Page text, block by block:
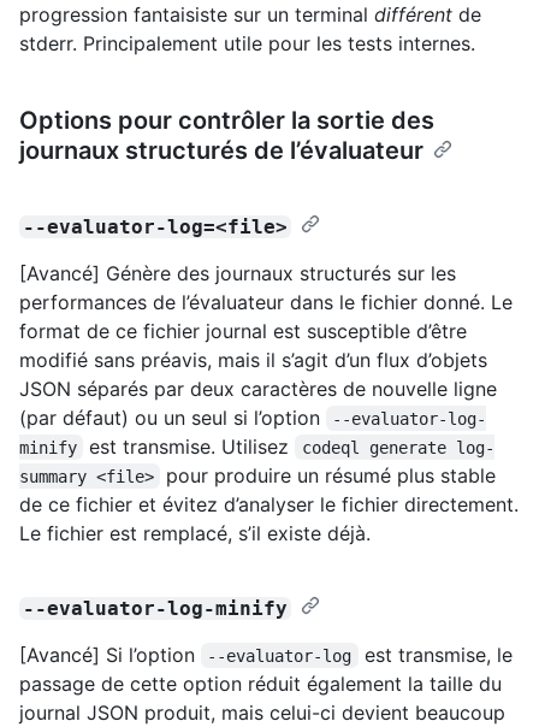
progression fantaisiste sur un terminal différent de
stderr. Principalement utile pour les tests internes.
Options pour contrôler la sortie des
journaux structurés de l’évaluateur
--evaluator-log=<file>
[Avancé] Génère des journaux structurés sur les
performances de l’évaluateur dans le fichier donné. Le
format de ce fichier journal est susceptible d’être
modifié sans préavis, mais il s’agit d’un flux d’objets
JSON séparés par deux caractères de nouvelle ligne
(par défaut) ou un seul si l’option
--evaluator-log-
minify
est transmise. Utilisez
codeql generate log-
summary <file>
pour produire un résumé plus stable
de ce fichier et évitez d’analyser le fichier directement.
Le fichier est remplacé, s’il existe déjà.
--evaluator-log-minify
[Avancé] Si l’option --evaluator-log
est transmise, le
passage de cette option réduit également la taille du
journal JSON produit, mais celui-ci devient beaucoup